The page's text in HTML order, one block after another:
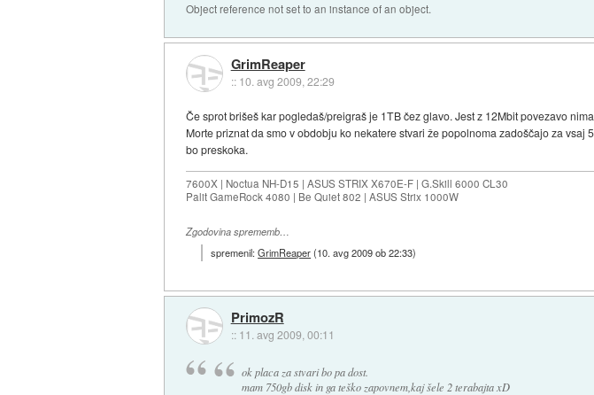
Object reference not set to an instance of an object.
GrimReaper
:: 10. avg 2009, 22:29
Če sprot brišeš kar pogledaš/preigraš je 1TB čez glavo. Jest z 12Mbit povezavo
Morte priznat da smo v obdobju ko nekatere stvari že popolnoma zadoščajo za
bo preskoka.
7600X | Noctua NH-D15 | ASUS STRIX X670E-F | G.Skill 6000 CL30
Palit GameRock 4080 | Be Quiet 802 | ASUS Strix 1000W
Zgodovina sprememb…
spremenil:GrimReaper(10. avg 2009 ob 22:33)
PrimozR
:: 11. avg 2009, 00:11
ok placa za stvari bo pa dost.
mam 750gb disk in ga teško zapovnem,kaj šele 2 terabajta xD